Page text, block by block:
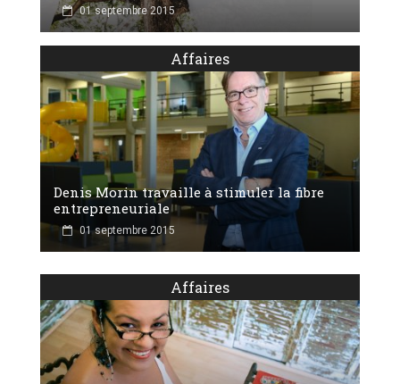
01 septembre 2015
Affaires
Denis Morin travaille à stimuler la fibre
entrepreneuriale
01 septembre 2015
Affaires